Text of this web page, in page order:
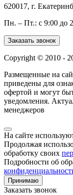
620017, г.
Пн. – Пт.: с 9:00 до
Заказать звонок
Copyright © 2010 -
Размещенные на
приведены для
офертой и могут
уведомления.
менеджеров
На сайте
Продолжая
обработку своих
Подробности об
Принимаю
Заказать звонок